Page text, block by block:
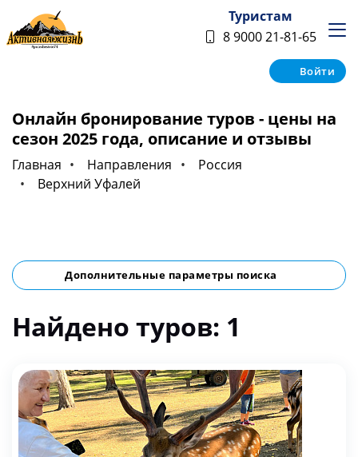
Туристам
8 9000 21-81-65
Войти
Онлайн бронирование туров - цены на
сезон 2025 года, описание и отзывы
Главная Направления
Россия
Верхний Уфалей
Дополнительные параметры поиска
Найдено туров: 1